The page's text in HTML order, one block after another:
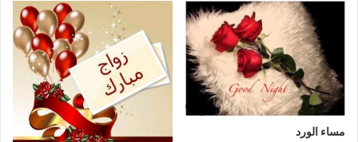
مساء الورد